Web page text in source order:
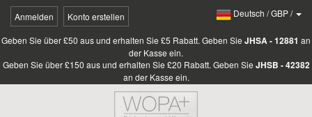
Anmelden Konto erstellen Deutsch /GBP/
Geben Sie über £50 aus und erhalten Sie £5 Rabatt. Geben Sie JHSA - 12881 an
der Kasse ein.
Geben Sie über £150 aus und erhalten Sie £20 Rabatt. Geben Sie JHSB - 42382
an der Kasse ein.